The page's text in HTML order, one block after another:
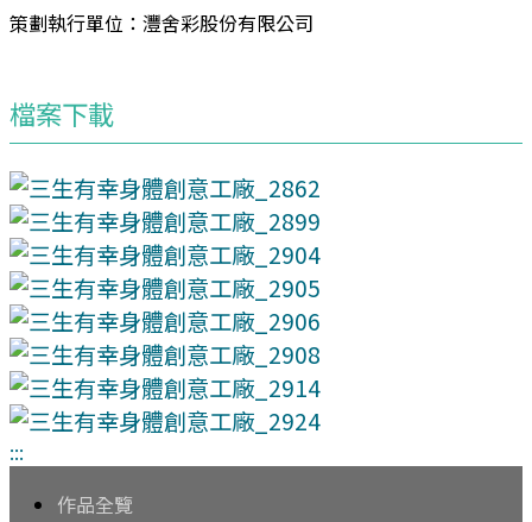
策劃執行單位：灃舍彩股份有限公司
檔案下載
:::
作品全覽